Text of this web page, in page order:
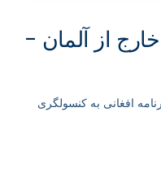
از آلمان -
افغانی به کنسولگری